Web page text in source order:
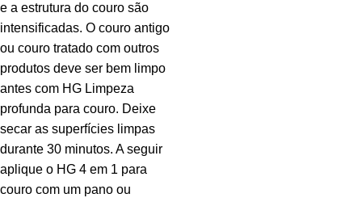
e a estrutura do couro são
intensificadas. O couro antigo
ou couro tratado com outros
produtos deve ser bem limpo
antes com HG Limpeza
profunda para couro. Deixe
secar as superfícies limpas
durante 30 minutos. A seguir
aplique o HG 4 em 1 para
couro com um pano ou